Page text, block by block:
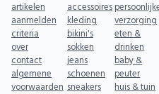
artikelen
aanmelden
criteria
over
contact
algemene
voorwaarden
accessoires
kleding
bikini's
sokken
jeans
schoenen
sneakers
verzorging
eten &
drinken
baby &
peuter
huis & tuin